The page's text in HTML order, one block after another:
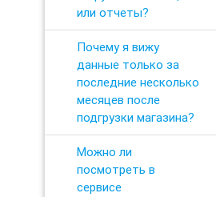
или отчеты?
Почему я вижу
данные только за
последние несколько
месяцев после
подгрузки магазина?
Можно ли
посмотреть в
сервисе